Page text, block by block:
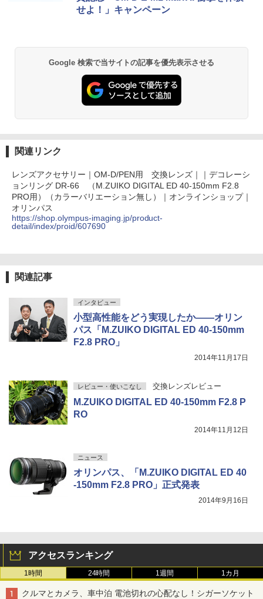
せよ！」キャンペーン
Google 検索で当サイトの記事を優先表示させる
関連リンク
レンズアクセサリー｜OM-D/PEN用 交換レンズ｜｜デコレーシ
ョンリング DR-66 （M.ZUIKO DIGITAL ED 40-150mm F2.8
PRO用）（カラーバリエーション無し）｜オンラインショップ｜
オリンパス
https://shop.olympus-imaging.jp/product-
detail/index/proid/607690
関連記事
インタビュー
小型高性能をどう実現したか――オリン
パス「M.ZUIKO DIGITAL ED 40-150mm
F2.8 PRO」
2014年11月17日
レビュー・使いこなし 交換レンズレビュー
M.ZUIKO DIGITAL ED 40-150mm F2.8 P
RO
2014年11月12日
ニュース
オリンパス、「M.ZUIKO DIGITAL ED 40
-150mm F2.8 PRO」正式発表
2014年9月16日
アクセスランキング
1時間 24時間 1週間 1カ月
クルマとカメラ、車中泊 電池切れの心配なし！シガーソケット